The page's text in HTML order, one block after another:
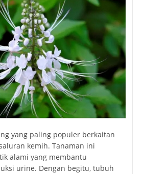
yang paling populer berkaitan
kemih. Tanaman ini
alami yang membantu
urine. Dengan begitu, tubuh